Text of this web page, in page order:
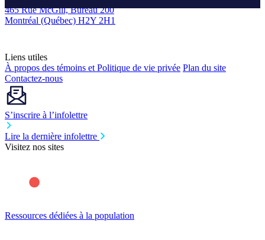
465 Rue McGill, Bureau 200
Montréal (Québec) H2Y 2H1
Liens utiles
À propos des témoins et Politique de vie privée Plan du site
Contactez-nous
S’inscrire à l’infolettre
Lire la dernière infolettre
Visitez nos sites
Ressources dédiées à la population